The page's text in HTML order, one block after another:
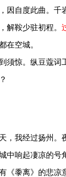
因自度此曲。千
鞍少驻初程。
在空城。
惊。纵豆蔻词
我经过扬州。
中响起凄凉的
《黍离》的悲凉